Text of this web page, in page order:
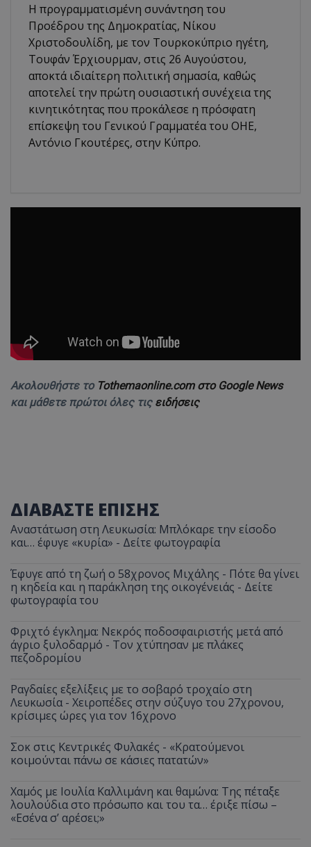
Η προγραμματισμένη συνάντηση του
Προέδρου της Δημοκρατίας, Νίκου
Χριστοδουλίδη, με τον Τουρκοκύπριο ηγέτη,
Τουφάν Έρχιουρμαν, στις 26 Αυγούστου,
αποκτά ιδιαίτερη πολιτική σημασία, καθώς
αποτελεί την πρώτη ουσιαστική συνέχεια της
κινητικότητας που προκάλεσε η πρόσφατη
επίσκεψη του Γενικού Γραμματέα του ΟΗΕ,
Αντόνιο Γκουτέρες, στην Κύπρο.
Ακολουθήστε το Tothemaonline.com στο Google News
και μάθετε πρώτοι όλες τις ειδήσεις
ΔΙΑΒΑΣΤΕ ΕΠΙΣΗΣ
Αναστάτωση στη Λευκωσία: Μπλόκαρε την είσοδο
και… έφυγε «κυρία» - Δείτε φωτογραφία
Έφυγε από τη ζωή ο 58χρονος Μιχάλης - Πότε θα γίνει
η κηδεία και η παράκληση της οικογένειάς - Δείτε
φωτογραφία του
Φριχτό έγκλημα: Νεκρός ποδοσφαιριστής μετά από
άγριο ξυλοδαρμό - Τον χτύπησαν με πλάκες
πεζοδρομίου
Ραγδαίες εξελίξεις με το σοβαρό τροχαίο στη
Λευκωσία - Χειροπέδες στην σύζυγο του 27χρονου,
κρίσιμες ώρες για τον 16χρονο
Σοκ στις Κεντρικές Φυλακές - «Κρατούμενοι
κοιμούνται πάνω σε κάσιες πατατών»
Χαμός με Ιουλία Καλλιμάνη και θαμώνα: Της πέταξε
λουλούδια στο πρόσωπο και του τα… έριξε πίσω –
«Εσένα σ’ αρέσει;»